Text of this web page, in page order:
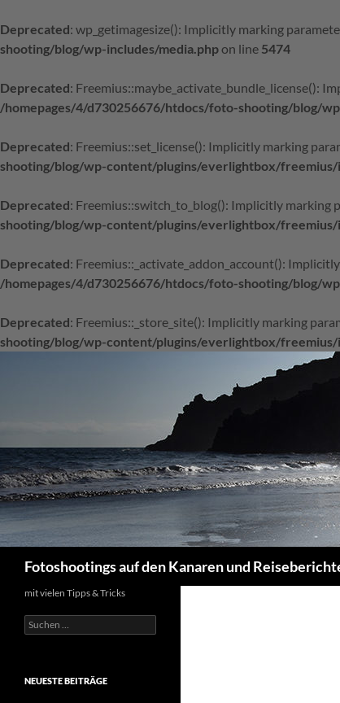
Deprecated: wp_getimagesize(): Implicitly marking
shooting/blog/wp-includes/media.phpon line 5474
Deprecated: Freemius::maybe_activate_bundle_license():
/homepages/4/d730256676/htdocs/foto-shooting/blog/
Deprecated: Freemius::set_license(): Implicitly marking
shooting/blog/wp-content/plugins/everlightbox/freemius/
Deprecated: Freemius::switch_to_blog(): Implicitly marking
shooting/blog/wp-content/plugins/everlightbox/freemius/
Deprecated: Freemius::_activate_addon_account():
/homepages/4/d730256676/htdocs/foto-shooting/blog/
Deprecated: Freemius::_store_site(): Implicitly marking
shooting/blog/wp-content/plugins/everlightbox/freemius/
Fotoshootings auf den Kanaren und
mit vielen Tipps & Tricks
Suchen
nach:
NEUESTE BEITRÄGE